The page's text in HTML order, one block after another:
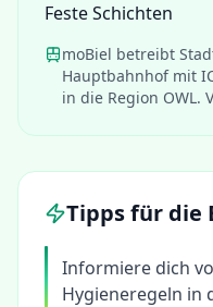
Feste Schichten
moBiel betreibt
Hauptbahnhof mit
in die Region OWL.
Tipps für die
Informiere dich
Hygieneregeln in